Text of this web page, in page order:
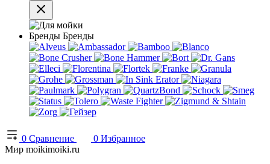
Бренды Бренды
0 Сравнение 0 Избранное
Мир moikimoiki.ru